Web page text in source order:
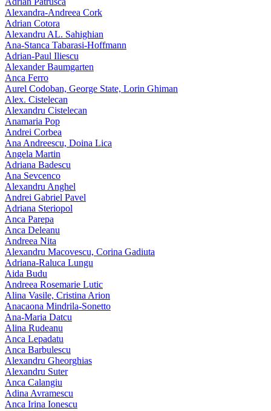
Alexandra-Andreea Cork
Adrian Cotora
Alexandru AL. Sahighian
Ana-Stanca Tabarasi-Hoffmann
Adrian-Paul Iliescu
Alexander Baumgarten
Anca Ferro
Aurel Codoban, George State, Lorin Ghiman
Alex. Cistelecan
Alexandru Cistelecan
Anamaria Pop
Andrei Corbea
Ana Andreescu, Doina Lica
Angela Martin
Adriana Badescu
Ana Sevcenco
Alexandru Anghel
Andrei Gabriel Pavel
Adriana Steriopol
Anca Parepa
Anca Deleanu
Andreea Nita
Alexandru Macovescu, Corina Gadiuta
Adriana-Raluca Lungu
Aida Budu
Andreea Rosemarie Lutic
Alina Vasile, Cristina Arion
Anacaona Mindrila-Sonetto
Ana-Maria Datcu
Alina Rudeanu
Anca Lepadatu
Anca Barbulescu
Alexandru Gheorghias
Alexandru Suter
Anca Calangiu
Adina Avramescu
Anca Irina Ionescu